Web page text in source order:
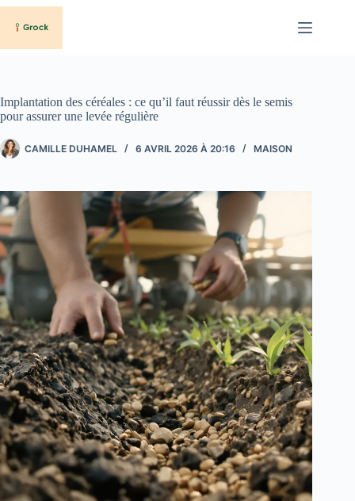
Passer
contenu
Implantation des céréales : ce qu’il faut réussir dès le semis
pour assurer une levée régulière
CAMILLE DUHAMEL 6 AVRIL 2026 À 20:16 MAISON